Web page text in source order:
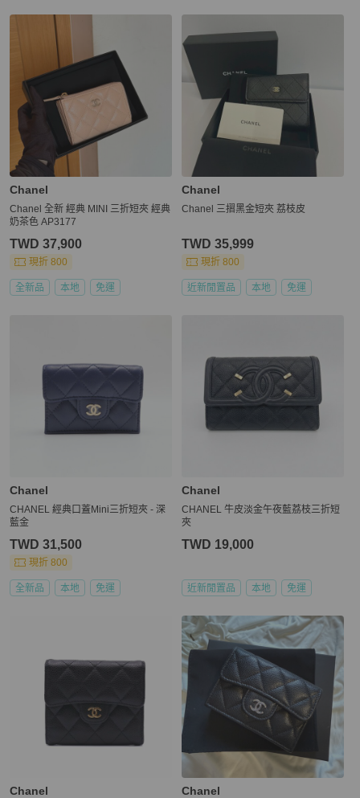
Chanel
Chanel 全新 經典 MINI 三折短夾 經典
奶茶色 AP3177
TWD 37,900
現折 800
全新品 本地 免運
Chanel
Chanel 三摺黑金短夾 荔枝皮
TWD 35,999
現折 800
近新閒置品 本地 免運
Chanel
CHANEL 經典口蓋Mini三折短夾 - 深
藍金
TWD 31,500
現折 800
全新品 本地 免運
Chanel
CHANEL 牛皮淡金午夜藍荔枝三折短
夾
TWD 19,000
近新閒置品 本地 免運
Chanel Chanel